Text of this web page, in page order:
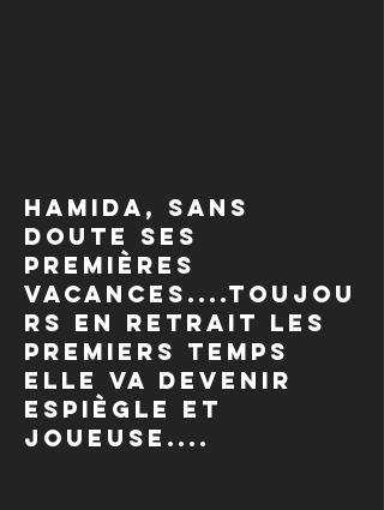
Hamida, sans
doute ses
premières
vacances....toujou
rs en retrait les
premiers temps
elle va devenir
espiègle et
joueuse....